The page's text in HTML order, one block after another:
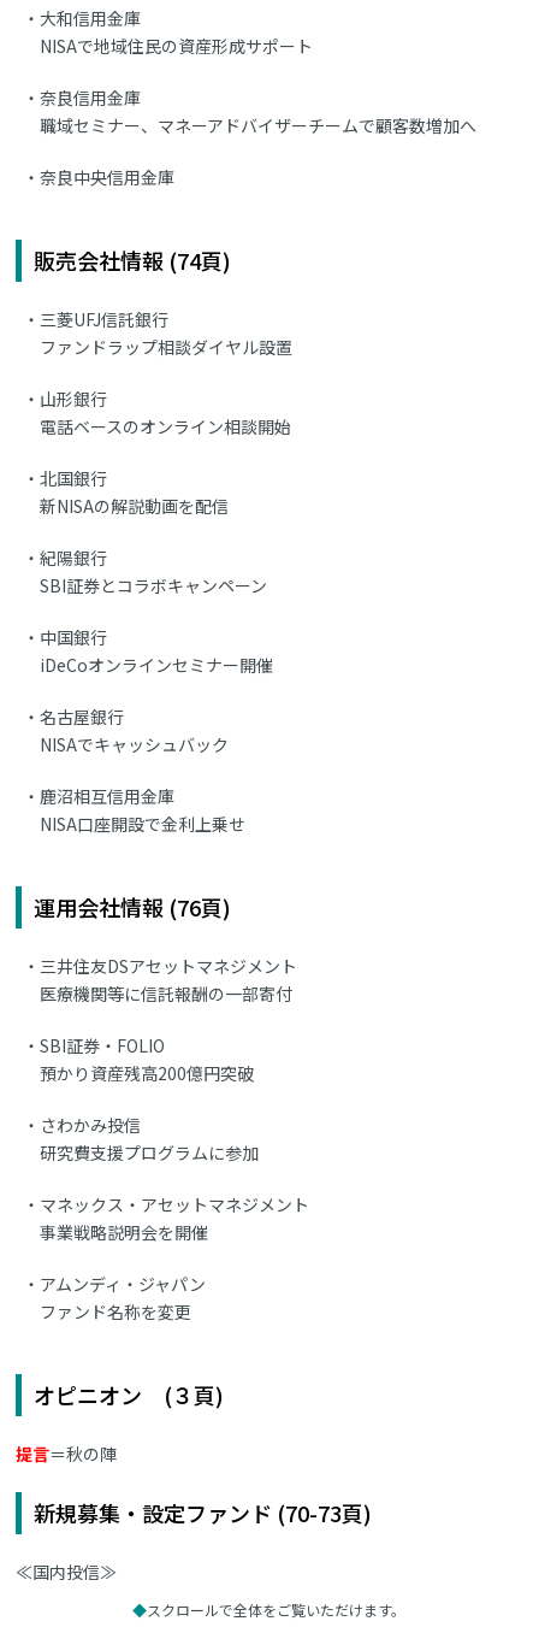
大和信用金庫
NISAで地域住民の資産形成サポート
奈良信用金庫
職域セミナー、マネーアドバイザーチームで顧客数増加へ
奈良中央信用金庫
販売会社情報 (74頁)
三菱UFJ信託銀行
ファンドラップ相談ダイヤル設置
山形銀行
電話ベースのオンライン相談開始
北国銀行
新NISAの解説動画を配信
紀陽銀行
SBI証券とコラボキャンペーン
中国銀行
iDeCoオンラインセミナー開催
名古屋銀行
NISAでキャッシュバック
鹿沼相互信用金庫
NISA口座開設で金利上乗せ
運用会社情報 (76頁)
三井住友DSアセットマネジメント
医療機関等に信託報酬の一部寄付
SBI証券・FOLIO
預かり資産残高200億円突破
さわかみ投信
研究費支援プログラムに参加
マネックス・アセットマネジメント
事業戦略説明会を開催
アムンディ・ジャパン
ファンド名称を変更
オピニオン (３頁)
提言＝秋の陣
新規募集・設定ファンド (70-73頁)
≪国内投信≫
スクロールで全体をご覧いただけます。